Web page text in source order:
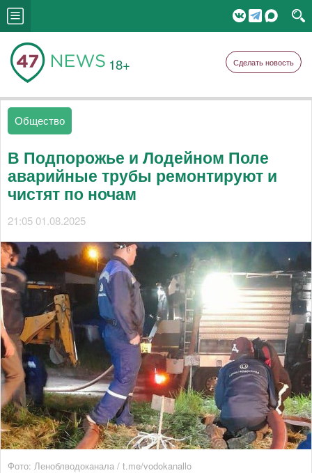
18+ Сделать новость
Общество
В Подпорожье и Лодейном Поле
аварийные трубы ремонтируют и
чистят по ночам
21:05 01.08.2025
Фото: Леноблводоканала / t.me/vodokanallo